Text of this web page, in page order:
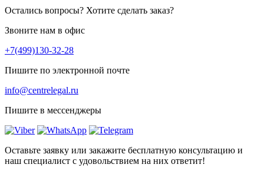
Остались вопросы? Хотите сделать заказ?
Звоните нам в офис
+7(499)130-32-28
Пишите по электронной почте
info@centrelegal.ru
Пишите в мессенджеры
Оставьте заявку или закажите бесплатную консультацию и
наш специалист с удовольствием на них ответит!